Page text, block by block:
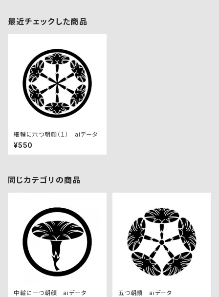
最近チェックした商品
細輪に六つ朝顔（１） aiデータ
¥550
同じカテゴリの商品
中輪に一つ朝顔 aiデータ 五つ朝顔 aiデータ